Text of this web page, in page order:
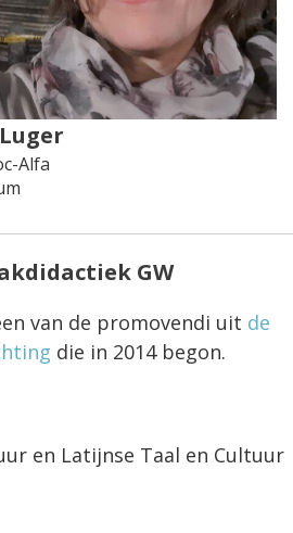
Alfa
GW
van de promovendi uit de
die in 2014 begon.
en Latijnse Taal en Cultuur